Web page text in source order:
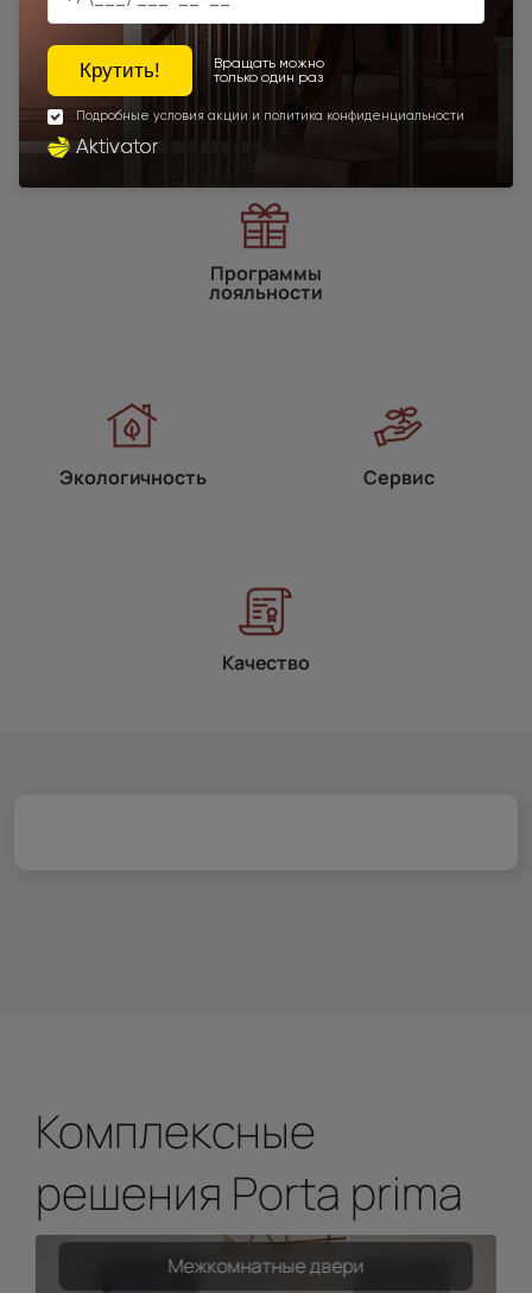
Наши преимущества
Программы
лояльности
Экологичность Сервис
Качество
Комплексные
решения Porta prima
Межкомнатные двери